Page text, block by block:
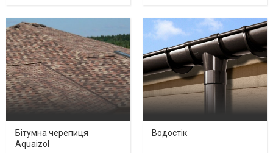
Бітумна черепиця
Aquaizol
Водостік